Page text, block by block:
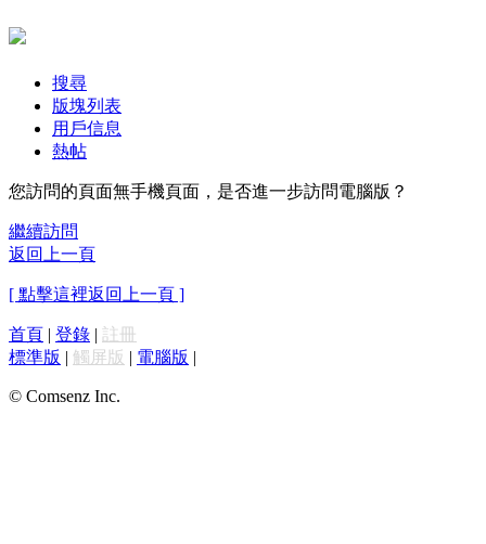
搜尋
版塊列表
用戶信息
熱帖
您訪問的頁面無手機頁面，是否進一步訪問電腦版？
繼續訪問
返回上一頁
[ 點擊這裡返回上一頁 ]
首頁 | 登錄 | 註冊
標準版 | 觸屏版 | 電腦版 |
© Comsenz Inc.